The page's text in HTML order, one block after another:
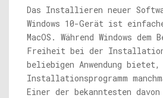
Das Installieren neuer
Windows 10-Gerät ist
MacOS. Während Windows dem
Freiheit bei der
beliebigen Anwendung
Installationsprogramm
Einer der bekanntesten